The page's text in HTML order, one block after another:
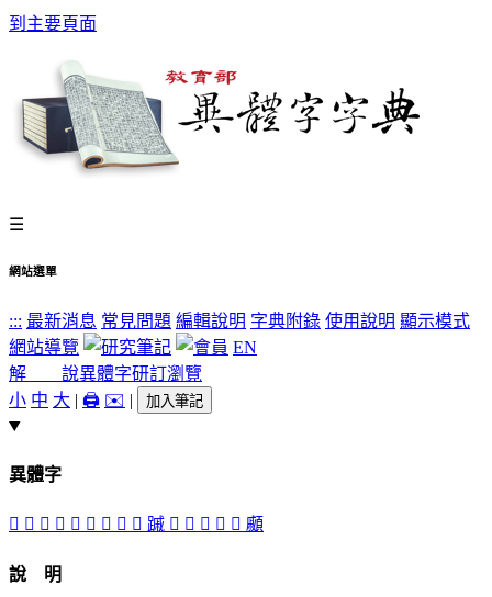
到主要頁面
☰
網站選單
::: 最新消息 常見問題 編輯說明 字典附錄 使用說明 顯示模式
網站導覽
EN
解 說異體字研訂瀏覽
小 中 大 | 🖨️ ✉️ | 加入筆記
異體字
󳉦 𠏔 󵴨 󵴦 𠑯 󵴥 󵴧 󵴡 󵴩 䠞 󵴣 󵴢 𨇳 𨈄 󵴪 顣
說 明